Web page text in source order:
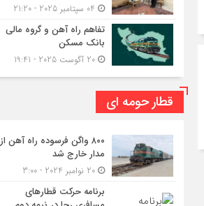
تفاهم راه آهن و گروه مالی
بانک مسکن
قطار حومه ای
۸۰۰ واگن فرسوده راه آهن از
مدار خارج شد
برنامه حرکت قطارهای